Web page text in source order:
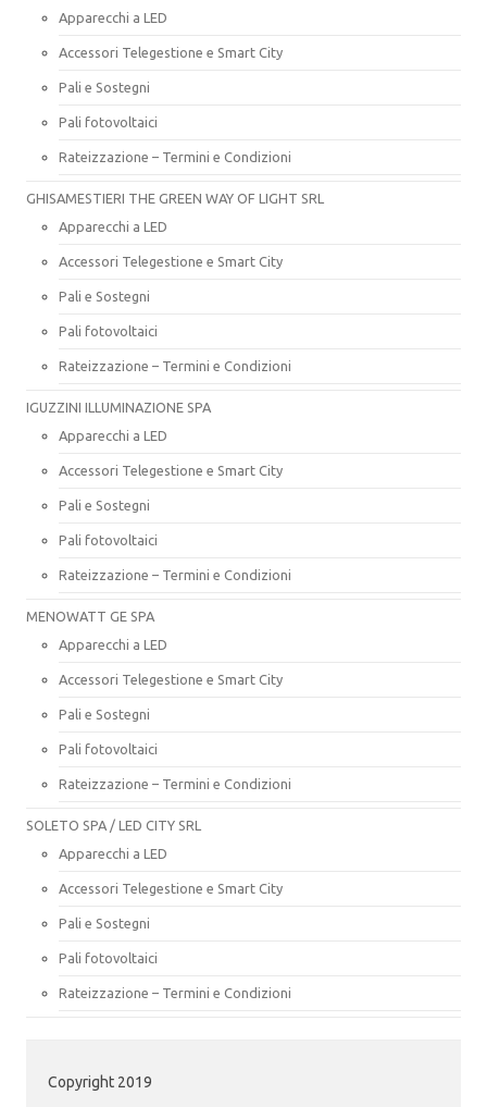
Apparecchi a LED
Accessori Telegestione e Smart City
Pali e Sostegni
Pali fotovoltaici
Rateizzazione – Termini e Condizioni
GHISAMESTIERI THE GREEN WAY OF LIGHT SRL
Apparecchi a LED
Accessori Telegestione e Smart City
Pali e Sostegni
Pali fotovoltaici
Rateizzazione – Termini e Condizioni
IGUZZINI ILLUMINAZIONE SPA
Apparecchi a LED
Accessori Telegestione e Smart City
Pali e Sostegni
Pali fotovoltaici
Rateizzazione – Termini e Condizioni
MENOWATT GE SPA
Apparecchi a LED
Accessori Telegestione e Smart City
Pali e Sostegni
Pali fotovoltaici
Rateizzazione – Termini e Condizioni
SOLETO SPA / LED CITY SRL
Apparecchi a LED
Accessori Telegestione e Smart City
Pali e Sostegni
Pali fotovoltaici
Rateizzazione – Termini e Condizioni
Copyright 2019